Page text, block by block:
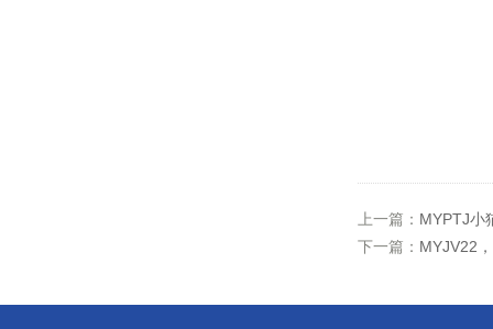
上一篇： MYPTJ小
下一篇： MYJV22